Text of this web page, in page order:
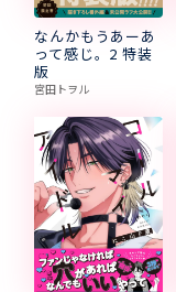
なんかもうあーあ
って感じ。2 特装
版
宮田トヲル